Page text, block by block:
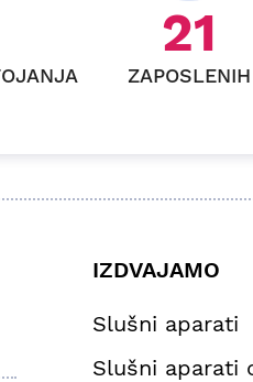
26
ZAPOSLENIH
IZDVAJAMO
Slušni aparati
Slušni aparati